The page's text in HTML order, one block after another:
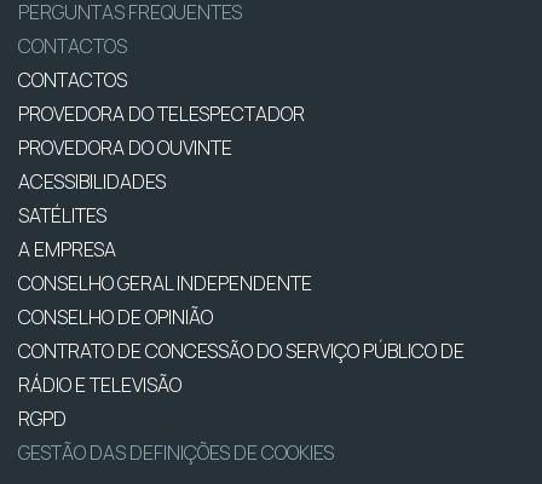
PERGUNTAS FREQUENTES
CONTACTOS
CONTACTOS
PROVEDORA DO TELESPECTADOR
PROVEDORA DO OUVINTE
ACESSIBILIDADES
SATÉLITES
A EMPRESA
CONSELHO GERAL INDEPENDENTE
CONSELHO DE OPINIÃO
CONTRATO DE CONCESSÃO DO SERVIÇO PÚBLICO DE
RÁDIO E TELEVISÃO
RGPD
GESTÃO DAS DEFINIÇÕES DE COOKIES